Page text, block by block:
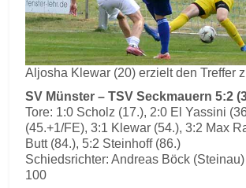
Aljosha Klewar (20) erzielt den Treffer
SV Münster – TSV Seckmauern 5:2
Tore: 1:0 Scholz (17.), 2:0 El Yassini
(45.+1/FE), 3:1 Klewar (54.), 3:2 Max
Butt (84.), 5:2 Steinhoff (86.)
Schiedsrichter: Andreas Böck
100